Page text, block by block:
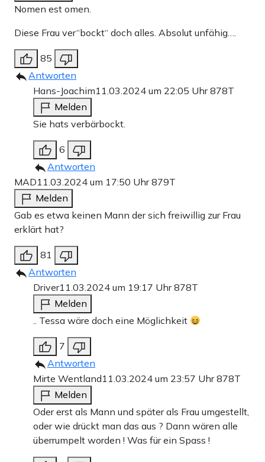
Nomen est omen.
Diese Frau ver“bockt“ doch alles. Absolut unfähig….
85
Antworten
Hans-Joachim11.03.2024 um 22:05 Uhr878T
Melden
Sie hats verbärbockt.
6
Antworten
MAD11.03.2024 um 17:50 Uhr879T
Melden
Gab es etwa keinen Mann der sich freiwillig zur Frau
erklärt hat?
81
Antworten
Driver11.03.2024 um 19:17 Uhr878T
Melden
.. Tessa wäre doch eine Möglichkeit
7
Antworten
Mirte Wentland11.03.2024 um 23:57 Uhr878T
Melden
Oder erst als Mann und später als Frau umgestellt,
oder wie drückt man das aus ? Dann wären alle
überrumpelt worden ! Was für ein Spass !